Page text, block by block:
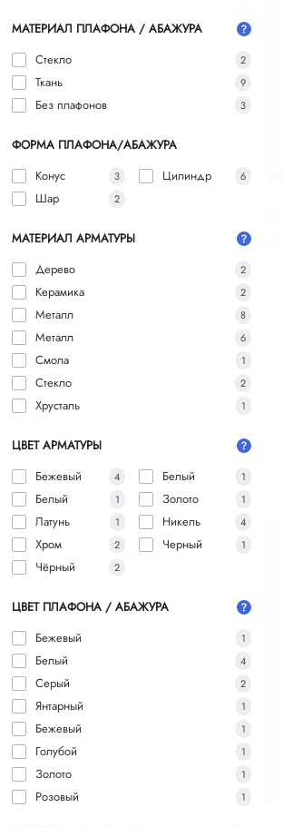
МАТЕРИАЛ ПЛАФОНА / АБАЖУРА
Стекло
2
Ткань 9
Без плафонов 3
ФОРМА ПЛАФОНА/АБАЖУРА
Конус
3 Цилиндр 6
Шар 2
МАТЕРИАЛ АРМАТУРЫ
Дерево
2
Керамика 2
Металл 8
Металл 6
Смола 1
Стекло 2
Хрусталь 1
ЦВЕТ АРМАТУРЫ
Бежевый
4 Белый 1
Белый 1 Золото 1
Латунь 1 Никель 4
Хром 2 Черный 1
Чёрный 2
ЦВЕТ ПЛАФОНА / АБАЖУРА
Бежевый
1
Белый 4
Серый 2
Янтарный 1
Бежевый 1
Голубой 1
Золото 1
Розовый 1